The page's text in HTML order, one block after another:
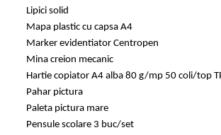
Lipici solid
Mapa plastic cu capsa A4
Marker evidentiator Centropen
Mina creion mecanic
Hartie copiator A4 alba 80 g/mp 50 coli/top
Pahar pictura
Paleta pictura mare
Pensule scolare 3 buc/set